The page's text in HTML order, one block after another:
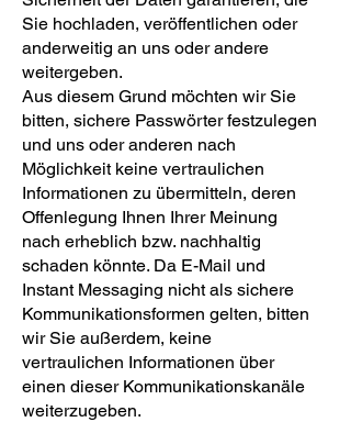
Sie hochladen, veröffentlichen oder
anderweitig an uns oder andere
weitergeben.
Aus diesem Grund möchten wir Sie
bitten, sichere Passwörter festzulegen
und uns oder anderen nach
Möglichkeit keine vertraulichen
Informationen zu übermitteln, deren
Offenlegung Ihnen Ihrer Meinung
nach erheblich bzw. nachhaltig
schaden könnte. Da E-Mail und
Instant Messaging nicht als sichere
Kommunikationsformen gelten, bitten
wir Sie außerdem, keine
vertraulichen Informationen über
einen dieser Kommunikationskanäle
weiterzugeben.